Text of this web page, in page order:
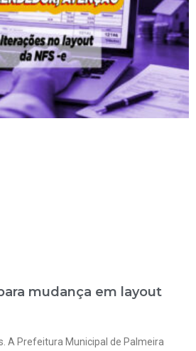
mudança em layout
A Prefeitura Municipal de Palmeira